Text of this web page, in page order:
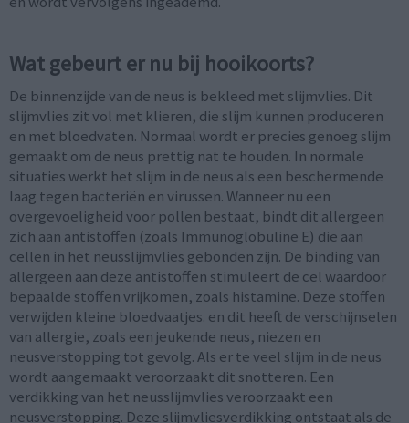
Wat gebeurt er nu bij hooikoorts?
De binnenzijde van de neus is bekleed met slijmvlies. Dit
slijmvlies zit vol met klieren, die slijm kunnen produceren
en met bloedvaten. Normaal wordt er precies genoeg slijm
gemaakt om de neus prettig nat te houden. In normale
situaties werkt het slijm in de neus als een beschermende
laag tegen bacteriën en virussen. Wanneer nu een
overgevoeligheid voor pollen bestaat, bindt dit allergeen
zich aan antistoffen (zoals Immunoglobuline E) die aan
cellen in het neusslijmvlies gebonden zijn. De binding van
allergeen aan deze antistoffen stimuleert de cel waardoor
bepaalde stoffen vrijkomen, zoals histamine. Deze stoffen
verwijden kleine bloedvaatjes. en dit heeft de verschijnselen
van allergie, zoals een jeukende neus, niezen en
neusverstopping tot gevolg. Als er te veel slijm in de neus
wordt aangemaakt veroorzaakt dit snotteren. Een
verdikking van het neusslijmvlies veroorzaakt een
neusverstopping. Deze slijmvliesverdikking ontstaat als de